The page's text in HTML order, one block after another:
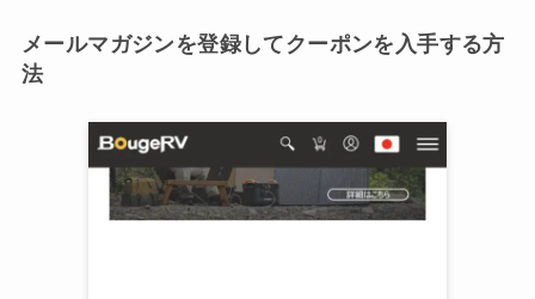
メールマガジンを登録してクーポンを入手する方
法